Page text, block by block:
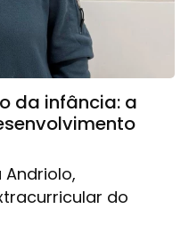
da infância: a
Andriolo,
do